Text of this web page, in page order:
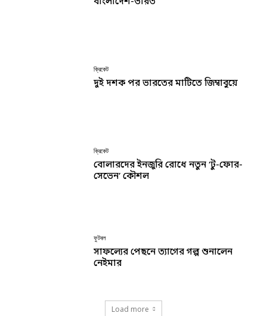
ক্রিকেট
দুই দশক পর ভারতের মাটিতে জিম্বাবুয়ে
ক্রিকেট
বোলারদের ইনজুরি রোধে নতুন ‘টু-ফোর-
সেভেন’ কৌশল
ফুটবল
সাফল্যের পেছনে ত্যাগের গল্প শুনালেন
নেইমার
Load more